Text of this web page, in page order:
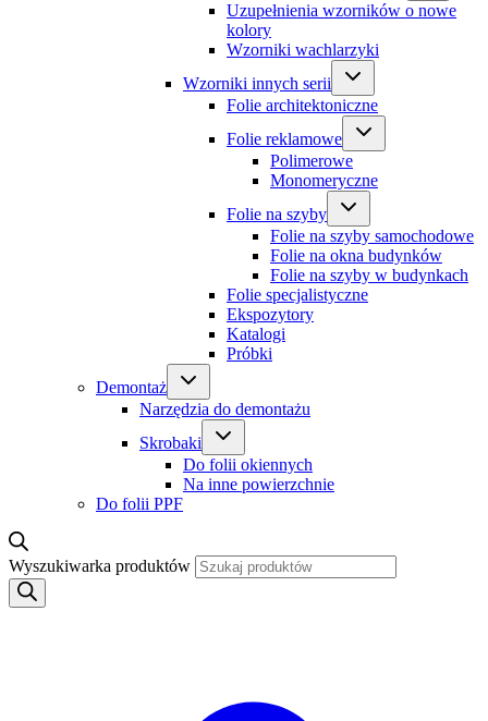
Uzupełnienia wzorników o nowe
kolory
Wzorniki wachlarzyki
Wzorniki innych serii
Folie architektoniczne
Folie reklamowe
Polimerowe
Monomeryczne
Folie na szyby
Folie na szyby samochodowe
Folie na okna budynków
Folie na szyby w budynkach
Folie specjalistyczne
Ekspozytory
Katalogi
Próbki
Demontaż
Narzędzia do demontażu
Skrobaki
Do folii okiennych
Na inne powierzchnie
Do folii PPF
Wyszukiwarka produktów